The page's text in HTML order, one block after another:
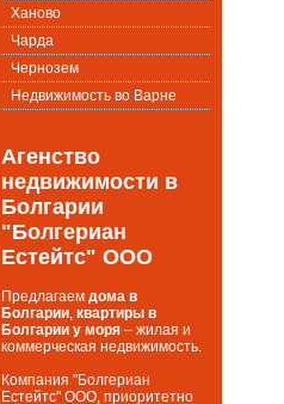
Ханово
Чарда
Чернозем
Недвижимость во Варне
Агенство
недвижимости в
Болгарии
"Болгериан
Естейтс" ООО
Предлагаем дома в
Болгарии, квартиры в
Болгарии у моря – жилая и
коммерческая недвижимость.
Компания "Болгериан
Естейтс" ООО, приоритетно